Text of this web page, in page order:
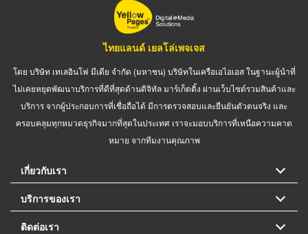
ไทยแลนด์ เยลโล่เพจเจส
โดย บริษัท เทเลอินโฟ มีเดีย จำกัด (มหาชน) บริษัทในเครือเอไอเอส ในฐานะผู้นำที่
ไม่เคยหยุดพัฒนาบริการที่ดีที่สุดด้านดิจิทัล มาร์เก็ตติ้ง ผ่านเว็บไซต์รวมสินค้าและ
บริการ จากผู้ประกอบการที่เชื่อถือได้ มีการตรวจสอบและยืนยันตัวตนจริง และ
ครอบคลุมทุกหมวดธุรกิจมากที่สุดในประเทศ เราจะมอบบริการที่เหนือความคาด
หมาย จากทีมงานคุณภาพ
เกี่ยวกับเรา
บริการของเรา
ติดต่อเรา